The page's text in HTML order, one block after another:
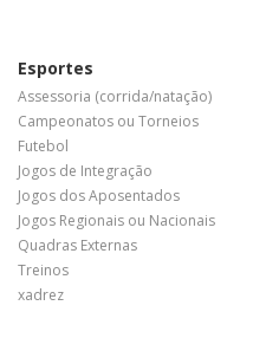
Esportes
Assessoria (corrida/natação)
Campeonatos ou Torneios
Futebol
Jogos de Integração
Jogos dos Aposentados
Jogos Regionais ou Nacionais
Quadras Externas
Treinos
xadrez